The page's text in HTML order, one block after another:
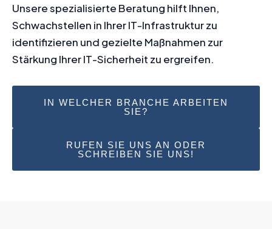
Unsere spezialisierte Beratung hilft Ihnen,
Schwachstellen in Ihrer IT-Infrastruktur zu
identifizieren und gezielte Maßnahmen zur
Stärkung Ihrer IT-Sicherheit zu ergreifen.
IN WELCHER BRANCHE ARBEITEN
SIE?
RUFEN SIE UNS AN ODER
SCHREIBEN SIE UNS!